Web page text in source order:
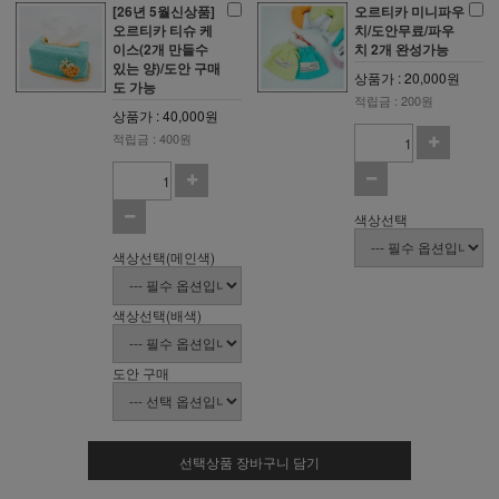
[26년 5월신상품]
오르티카 티슈 케
이스(2개 만들수
있는 양)/도안 구매
도 가능
상품가 : 40,000원
적립금 : 400원
색상선택(메인색)
색상선택(배색)
도안 구매
오르티카 미니파우
치/도안무료/파우
치 2개 완성가능
상품가 : 20,000원
적립금 : 200원
색상선택
선택상품 장바구니 담기